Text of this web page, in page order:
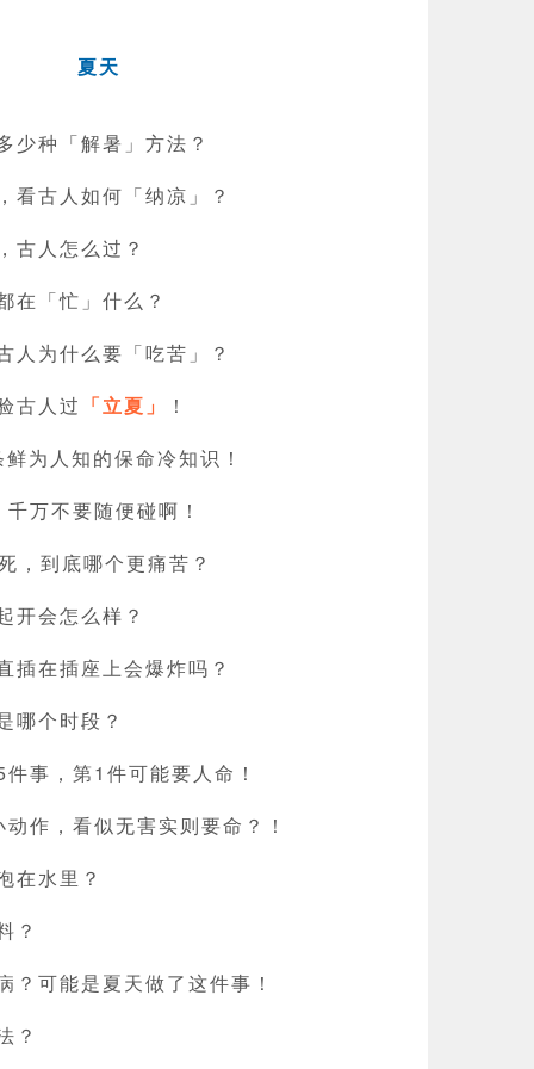
夏天
少种「解暑」方法？
看古人如何「纳凉」？
古人怎么过？
在「忙」什么？
人为什么要「吃苦」？
古人过 「立夏」
！
为人知的保命冷知识！
万不要随便碰啊！
，到底哪个更痛苦？
开会怎么样？
插在插座上会爆炸吗？
哪个时段？
事，第1件可能要人命！
作，看似无害实则要命？！
在水里？
？
？可能是夏天做了这件事！
？